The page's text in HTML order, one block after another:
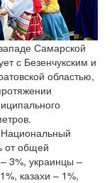
Самарской
с Безенчукским и
областью,
от общей
3%, украинцы –
казахи – 1%,